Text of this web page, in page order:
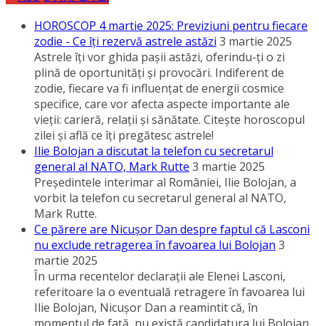
HOROSCOP 4 martie 2025: Previziuni pentru fiecare
zodie - Ce îţi rezervă astrele astăzi 3 martie 2025
Astrele îţi vor ghida paşii astăzi, oferindu-ţi o zi
plină de oportunităţi şi provocări. Indiferent de
zodie, fiecare va fi influenţat de energii cosmice
specifice, care vor afecta aspecte importante ale
vieţii: carieră, relaţii şi sănătate. Citeşte horoscopul
zilei şi află ce îţi pregătesc astrele!
Ilie Bolojan a discutat la telefon cu secretarul
general al NATO, Mark Rutte 3 martie 2025
Preşedintele interimar al României, Ilie Bolojan, a
vorbit la telefon cu secretarul general al NATO,
Mark Rutte.
Ce părere are Nicuşor Dan despre faptul că Lasconi
nu exclude retragerea în favoarea lui Bolojan 3
martie 2025
În urma recentelor declaraţii ale Elenei Lasconi,
referitoare la o eventuală retragere în favoarea lui
Ilie Bolojan, Nicuşor Dan a reamintit că, în